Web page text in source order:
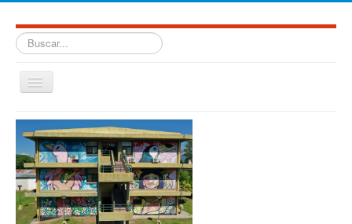
Buscar...
Cambiar
navegación